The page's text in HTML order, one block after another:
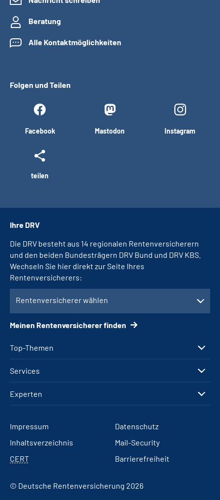
Beratung
Alle Kontaktmöglichkeiten
Folgen und Teilen
Facebook Mastodon Instagram
teilen
Top-Themen
Services
Experten
Ihre DRV
Die DRV besteht aus 14 regionalen Rentenversicherern
und den beiden Bundesträgern DRV Bund und DRV KBS.
Wechseln Sie hier direkt zur Seite Ihres
Rentenversicherers:
Rentenversicherer wählen
Meinen Rentenversicherer finden
Impressum
Datenschutz
Inhaltsverzeichnis
Mail-Security
CERT
Barrierefreiheit
© Deutsche Rentenversicherung 2026